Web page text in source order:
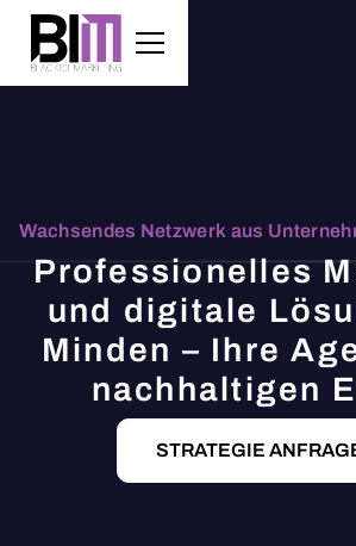
Wachsendes Netzwerk aus
Professionelles
und digitale
Minden – Ihre
nachhaltigen
STRATEGIE